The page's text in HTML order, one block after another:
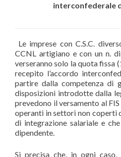
interconfederale
Le imprese con C.S.C.
CCNL artigiano e con un n.
verseranno solo la quota fissa
recepito l’accordo
partire dalla competenza di
disposizioni introdotte dalla
prevedono il versamento al
operanti in settori non coperti
di integrazione salariale e
dipendente.
Si precisa che, in ogni caso,